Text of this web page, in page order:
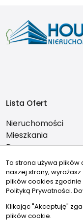
Lista Ofert
Nieruchomości
Mieszkania
Domy
Działki
Lokale
Oferty specjalne
© 2026 Wszystkie
Ta strona używa
naszej strony,
plików cookies
Polityką Prywatności.
Klikając "Akceptuję"
plików cookie.